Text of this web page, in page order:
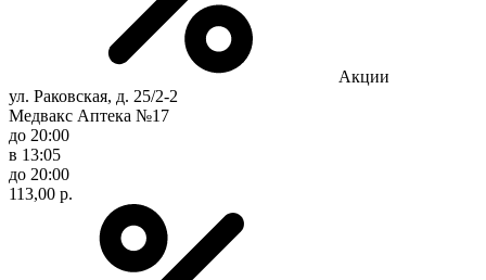
Акции
ул. Раковская, д. 25/2-2
Медвакс Аптека №17
до 20:00
в 13:05
до 20:00
113,00 р.